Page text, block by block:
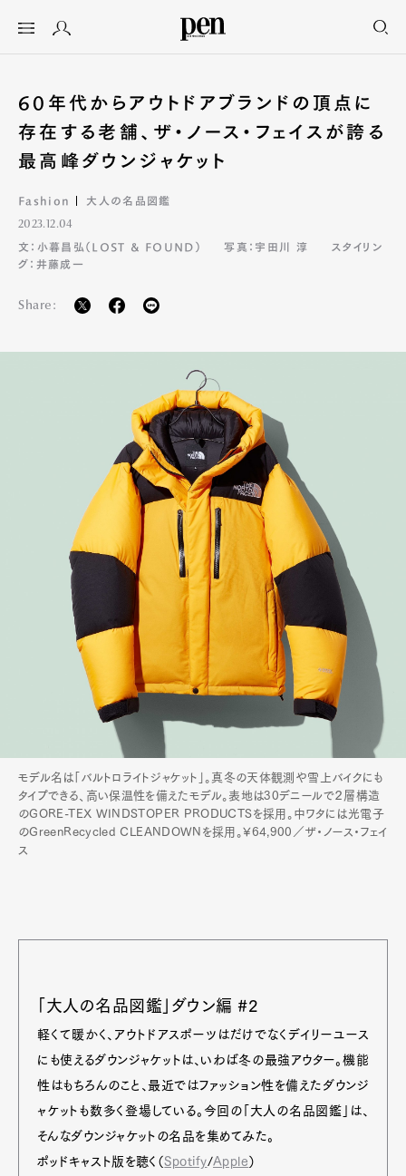
60年代からアウトドアブランドの頂点に
存在する老舗、ザ・ノース・フェイスが誇る
最高峰ダウンジャケット
Fashion 大人の名品図鑑
2023.12.04
文：小暮昌弘（LOST & FOUND）
写真：宇田川 淳
スタイリン
グ：井藤成一
Share:
モデル名は「バルトロライトジャケット」。真冬の天体観測や雪上バイクにも
タイプできる、高い保温性を備えたモデル。表地は30デニールで２層構造
のGORE-TEX WINDSTOPER PRODUCTSを採用。中ワタには光電子
のGreenRecycled CLEANDOWNを採用。¥64,900／ザ・ノース・フェイ
ス
「大人の名品図鑑」ダウン編 #2
軽くて暖かく、アウトドアスポーツはだけでなくデイリーユース
にも使えるダウンジャケットは、いわば冬の最強アウター。機能
性はもちろんのこと、最近ではファッション性を備えたダウンジ
ャケットも数多く登場している。今回の「大人の名品図鑑」は、
そんなダウンジャケットの名品を集めてみた。
ポッドキャスト版を聴く（Spotify/Apple）